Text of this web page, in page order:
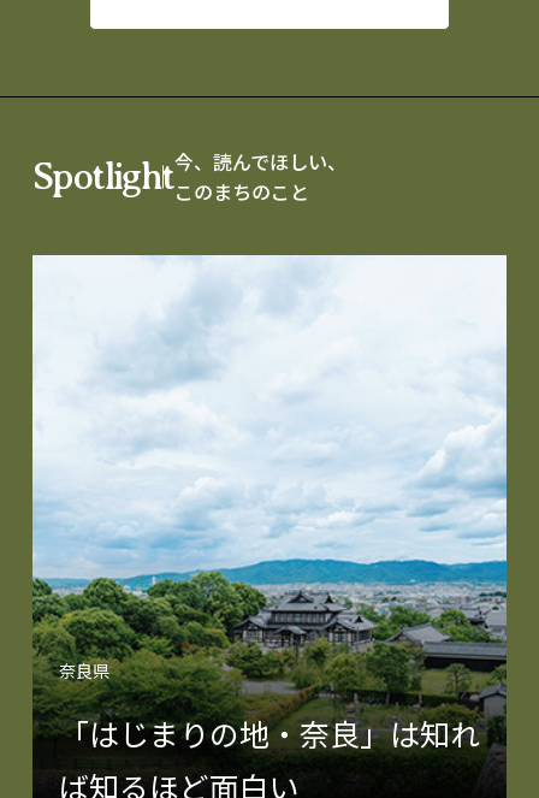
Spotlight今、読んでほしい、
このまちのこと
奈良県
「はじまりの地・奈良」は知れ
ば知るほど面白い